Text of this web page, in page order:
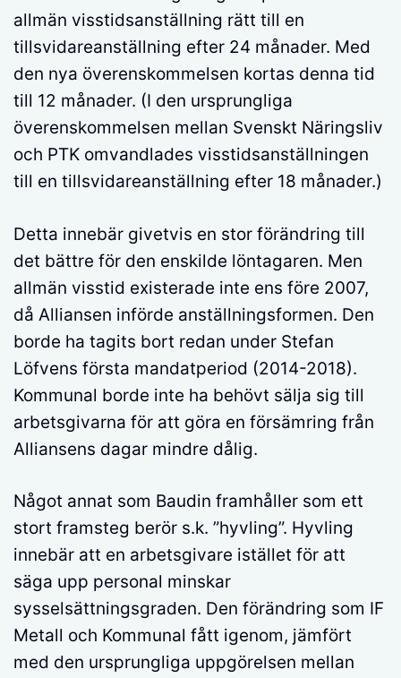
allmän visstidsanställning rätt till en
tillsvidareanställning efter 24 månader. Med
den nya överenskommelsen kortas denna tid
till 12 månader. (I den ursprungliga
överenskommelsen mellan Svenskt Näringsliv
och PTK omvandlades visstidsanställningen
till en tillsvidareanställning efter 18 månader.)
Detta innebär givetvis en stor förändring till
det bättre för den enskilde löntagaren. Men
allmän visstid existerade inte ens före 2007,
då Alliansen införde anställningsformen. Den
borde ha tagits bort redan under Stefan
Löfvens första mandatperiod (2014-2018).
Kommunal borde inte ha behövt sälja sig till
arbetsgivarna för att göra en försämring från
Alliansens dagar mindre dålig.
Något annat som Baudin framhåller som ett
stort framsteg berör s.k. ”hyvling”. Hyvling
innebär att en arbetsgivare istället för att
säga upp personal minskar
sysselsättningsgraden. Den förändring som IF
Metall och Kommunal fått igenom, jämfört
med den ursprungliga uppgörelsen mellan